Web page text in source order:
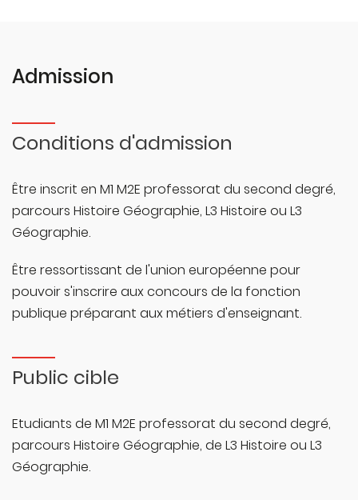
Admission
Conditions d'admission
Être inscrit en M1 M2E professorat du second degré,
parcours Histoire Géographie, L3 Histoire ou L3
Géographie.
Être ressortissant de l'union européenne pour
pouvoir s'inscrire aux concours de la fonction
publique préparant aux métiers d'enseignant.
Public cible
Etudiants de M1 M2E professorat du second degré,
parcours Histoire Géographie, de L3 Histoire ou L3
Géographie.